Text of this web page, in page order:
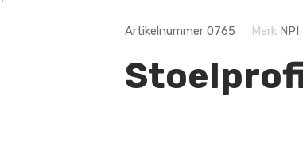
Artikelnummer 0765 Merk NPI